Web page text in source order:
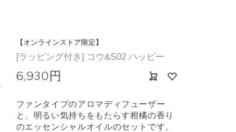
【オンラインストア限定】
[ラッピング付き] コウ&S02 ハッピー
6,930円
ファンタイプのアロマディフューザー
と、明るい気持ちをもたらす柑橘の香り
のエッセンシャルオイルのセットです。